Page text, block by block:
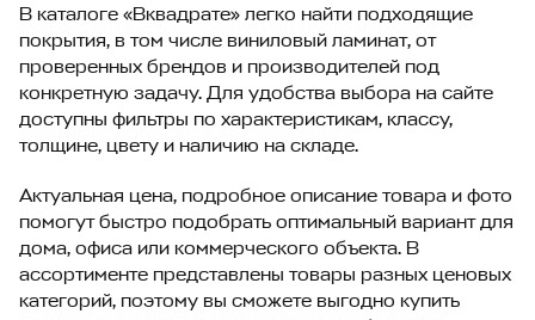
В каталоге «Вквадрате» легко найти подходящие
покрытия, в том числе виниловый ламинат, от
проверенных брендов и производителей под
конкретную задачу. Для удобства выбора на сайте
доступны фильтры по характеристикам, классу,
толщине, цвету и наличию на складе.
Актуальная цена, подробное описание товара и фото
помогут быстро подобрать оптимальный вариант для
дома, офиса или коммерческого объекта. В
ассортименте представлены товары разных ценовых
категорий, поэтому вы сможете выгодно купить